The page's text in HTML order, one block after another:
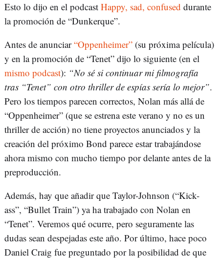
Esto lo dijo en el podcast Happy, sad, confused durante
la promoción de “Dunkerque”.
Antes de anunciar “Oppenheimer” (su próxima película)
y en la promoción de “Tenet” dijo lo siguiente (en el
mismo podcast): “No sé si continuar mi filmografía
tras “Tenet” con otro thriller de espías sería lo mejor”.
Pero los tiempos parecen correctos, Nolan más allá de
“Oppenheimer” (que se estrena este verano y no es un
thriller de acción) no tiene proyectos anunciados y la
creación del próximo Bond parece estar trabajándose
ahora mismo con mucho tiempo por delante antes de la
preproducción.
Además, hay que añadir que Taylor-Johnson (“Kick-
ass”, “Bullet Train”) ya ha trabajado con Nolan en
“Tenet”. Veremos qué ocurre, pero seguramente las
dudas sean despejadas este año. Por último, hace poco
Daniel Craig fue preguntado por la posibilidad de que